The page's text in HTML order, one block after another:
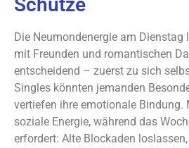
Schütze
Die Neumondenergie am Dienstag
mit Freunden und romantischen
entscheidend – zuerst zu sich
Singles könnten jemanden
vertiefen ihre emotionale Bindung.
soziale Energie, während das
erfordert: Alte Blockaden